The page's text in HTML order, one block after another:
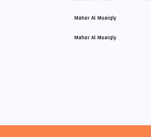
Maher Al Muaiqly